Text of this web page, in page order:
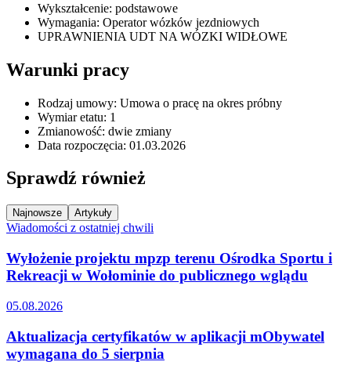
Wykształcenie: podstawowe
Wymagania: Operator wózków jezdniowych
UPRAWNIENIA UDT NA WÓZKI WIDŁOWE
Warunki pracy
Rodzaj umowy: Umowa o pracę na okres próbny
Wymiar etatu: 1
Zmianowość: dwie zmiany
Data rozpoczęcia: 01.03.2026
Sprawdź również
Najnowsze Artykuły
Wiadomości z ostatniej chwili
Wyłożenie projektu mpzp terenu Ośrodka Sportu i
Rekreacji w Wołominie do publicznego wglądu
05.08.2026
Aktualizacja certyfikatów w aplikacji mObywatel
wymagana do 5 sierpnia